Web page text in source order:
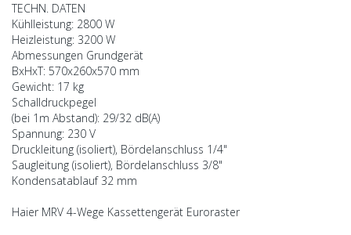
TECHN. DATEN
Kühlleistung: 2800 W
Heizleistung: 3200 W
Abmessungen Grundgerät
BxHxT: 570x260x570 mm
Gewicht: 17 kg
Schalldruckpegel
(bei 1m Abstand): 29/32 dB(A)
Spannung: 230 V
Druckleitung (isoliert), Bördelanschluss 1/4"
Saugleitung (isoliert), Bördelanschluss 3/8"
Kondensatablauf 32 mm
Haier MRV 4-Wege Kassettengerät Euroraster